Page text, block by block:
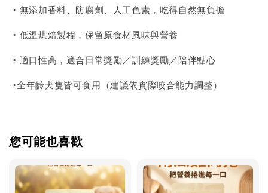
• 無添加香料、防腐劑、人工色素，吃得自然無負擔
• 低溫烘焙製程，保留原食材風味與營養
• 適口性高，適合日常獎勵／訓練獎勵／陪伴點心
•全年齡犬隻皆可食用（建議依實際咬合能力調整）
您可能也喜歡